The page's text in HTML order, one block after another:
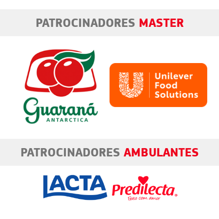
PATROCINADORES MASTER
PATROCINADORES AMBULANTES